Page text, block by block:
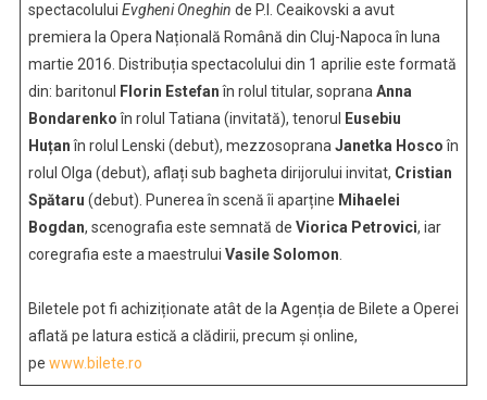
spectacolului Evgheni Oneghin de P.I. Ceaikovski a avut
premiera la Opera Națională Română din Cluj-Napoca în luna
martie 2016. Distribuția spectacolului din 1 aprilie este formată
din: baritonul
Florin Estefanîn rolul titular, sopranaAnna
Bondarenkoîn rolul Tatiana (invitată), tenorul
Eusebiu
Huțanîn rolul Lenski (debut), mezzosopranaJanetka Hoscoîn
rolul Olga (debut), aflați sub bagheta dirijorului invitat, Cristian
Spătaru (debut). Punerea în scenă îi aparține Mihaelei
Bogdan, scenografia este semnată de Viorica Petrovici, iar
coregrafia este a maestrului Vasile Solomon.
Biletele pot fi achiziționate atât de la Agenția de Bilete a Operei
aflată pe latura estică a clădirii, precum și online,
pe www.bilete.ro